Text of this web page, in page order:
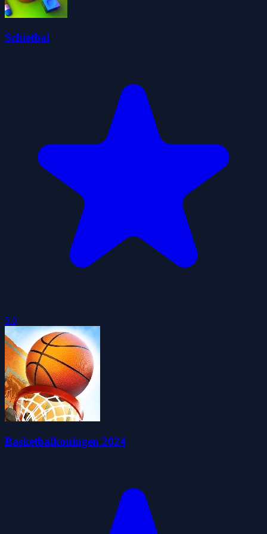
Schietbal
5.0
Basketbalkoningen 2024